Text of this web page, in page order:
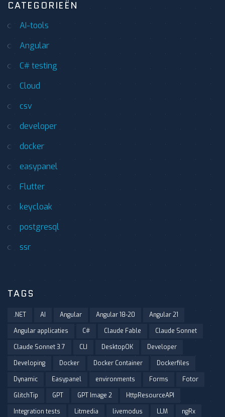
CATEGORIEËN
AI-tools
Angular
C# testing
Cloud
csv
developer
docker
easypanel
Flutter
keycloak
postgresql
ssr
TAGS
.NET AI Angular Angular 18-20
Angular 21
Angular applicaties
C# Claude Fable
Claude Sonnet
Claude Sonnet 3.7
CLI DesktopOK
Developer
Developing
Docker Docker Container
Dockerfiles
Dynamic
Easypanel environments Forms
Fotor
GlitchTip
GPT GPT Image 2
HttpResourceAPI
Integration tests
Litmedia livemodus LLM
ngRx